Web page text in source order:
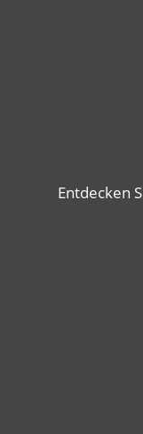
Entdecken